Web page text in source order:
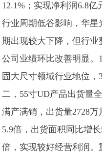
12.1%；实现净利润6.8
行业周期低谷影响，华星
期出现较大下降，但行
公司业绩环比改善明显。
固大尺寸领域行业地位
二，55寸UD产品出货量
满产满销，出货量2728
5.9倍，出货面积同比增
倍，实现较好经营利润。